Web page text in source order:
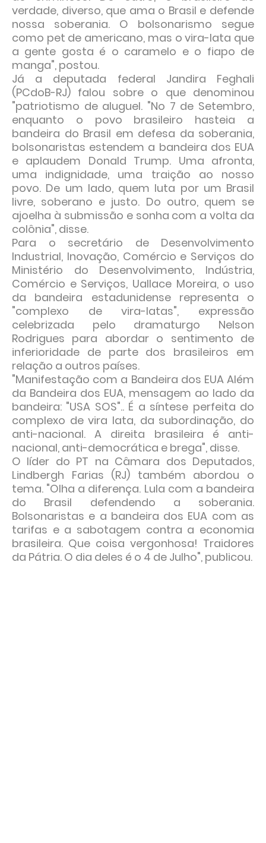
verdade, diverso, que ama o Brasil e defende
nossa soberania. O bolsonarismo segue
como pet de americano, mas o vira-lata que
a gente gosta é o caramelo e o fiapo de
manga", postou.
Já a deputada federal Jandira Feghali
(PCdoB-RJ) falou sobre o que denominou
"patriotismo de aluguel. "No 7 de Setembro,
enquanto o povo brasileiro hasteia a
bandeira do Brasil em defesa da soberania,
bolsonaristas estendem a bandeira dos EUA
e aplaudem Donald Trump. Uma afronta,
uma indignidade, uma traição ao nosso
povo. De um lado, quem luta por um Brasil
livre, soberano e justo. Do outro, quem se
ajoelha à submissão e sonha com a volta da
colônia", disse.
Para o secretário de Desenvolvimento
Industrial, Inovação, Comércio e Serviços do
Ministério do Desenvolvimento, Indústria,
Comércio e Serviços, Uallace Moreira, o uso
da bandeira estadunidense representa o
"complexo de vira-latas", expressão
celebrizada pelo dramaturgo Nelson
Rodrigues para abordar o sentimento de
inferioridade de parte dos brasileiros em
relação a outros países.
"Manifestação com a Bandeira dos EUA Além
da Bandeira dos EUA, mensagem ao lado da
bandeira: "USA SOS".. É a síntese perfeita do
complexo de vira lata, da subordinação, do
anti-nacional. A direita brasileira é anti-
nacional, anti-democrática e brega", disse.
O líder do PT na Câmara dos Deputados,
Lindbergh Farias (RJ) também abordou o
tema. "Olha a diferença. Lula com a bandeira
do Brasil defendendo a soberania.
Bolsonaristas e a bandeira dos EUA com as
tarifas e a sabotagem contra a economia
brasileira. Que coisa vergonhosa! Traidores
da Pátria. O dia deles é o 4 de Julho", publicou.